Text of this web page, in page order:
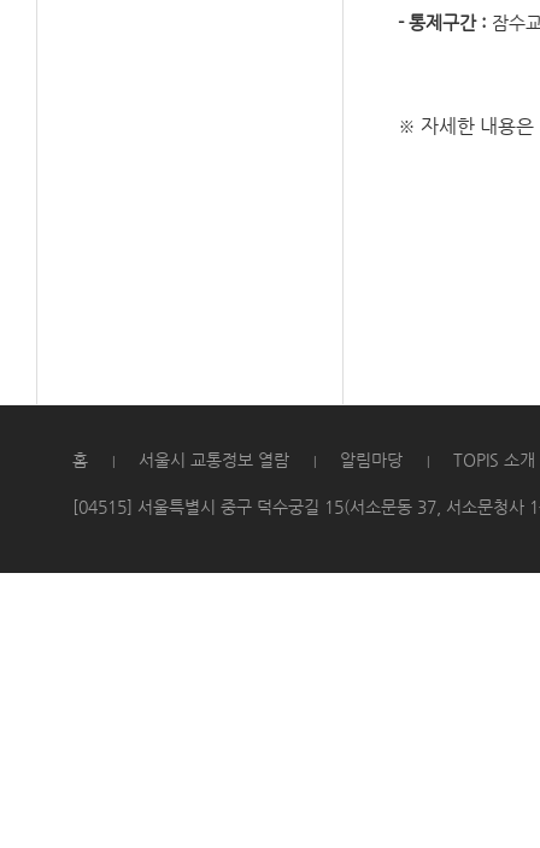
- 통제구간 : 잠수
※ 자세한 내용은
홈 서울시 교통정보 열람 알림마당 TOPIS 소개
[04515] 서울특별시 중구 덕수궁길 15(서소문동 37, 서소문청사